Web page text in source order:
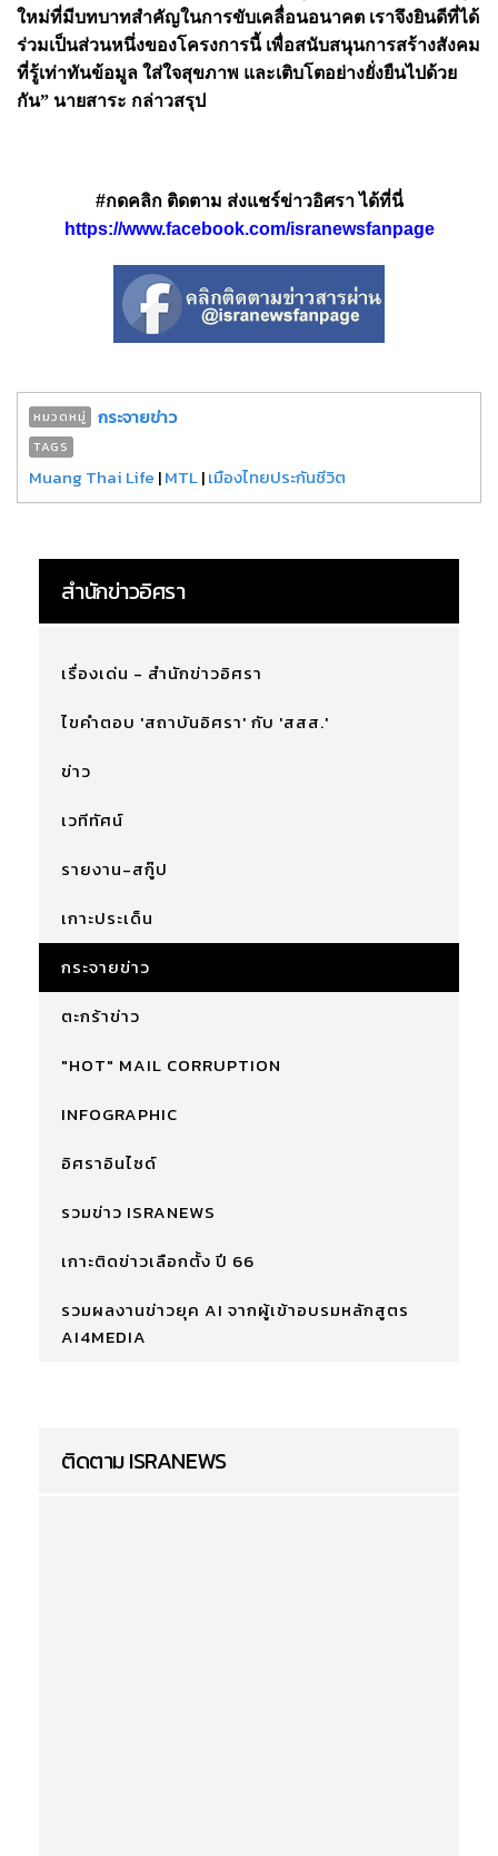
ใหม่ที่มีบทบาทสำคัญในการขับเคลื่อนอนาคต เราจึงยินดีที่ได้
ร่วมเป็นส่วนหนึ่งของโครงการนี้ เพื่อสนับสนุนการสร้างสังคม
ที่รู้เท่าทันข้อมูล ใส่ใจสุขภาพ และเติบโตอย่างยั่งยืนไปด้วย
กัน” นายสาระ กล่าวสรุป
#กดคลิก ติดตาม ส่งแชร์ข่าวอิศรา ได้ที่นี่
https://www.facebook.com/isranewsfanpage
หมวดหมู่ กระจายข่าว
TAGS
Muang Thai Life |MTL|เมืองไทยประกันชีวิต
สำนักข่าวอิศรา
เรื่องเด่น - สำนักข่าวอิศรา
ไขคำตอบ 'สถาบันอิศรา' กับ 'สสส.'
ข่าว
เวทีทัศน์
รายงาน-สกู๊ป
เกาะประเด็น
กระจายข่าว
ตะกร้าข่าว
"HOT" MAIL CORRUPTION
INFOGRAPHIC
อิศราอินไซด์
รวมข่าว ISRANEWS
เกาะติดข่าวเลือกตั้ง ปี 66
รวมผลงานข่าวยุค AI จากผู้เข้าอบรมหลักสูตร
AI4MEDIA
ติดตาม ISRANEWS